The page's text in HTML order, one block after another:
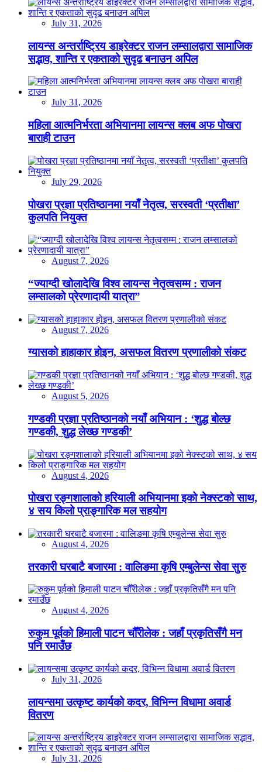
July 31, 2026
लायन्स अन्तर्राष्ट्रिय डाइरेक्टर राजन लम्सालद्वारा सामाजिक
सद्भाव, शान्ति र एकताको सुदृढ बनाउन अपिल
July 31, 2026
महिला आत्मनिर्भरता अभियानमा लायन्स क्लब अफ पोखरा
बाराही टाउन
July 29, 2026
पोखरा प्रज्ञा प्रतिष्ठानमा नयाँ नेतृत्व, सरस्वती ‘प्रतीक्षा’
कुलपति नियुक्त
August 7, 2026
“ज्याग्दी खोलादेखि विश्व लायन्स नेतृत्वसम्म : राजन
लम्सालको प्रेरणादायी यात्रा”
August 7, 2026
ग्यासको हाहाकार होइन, असफल वितरण प्रणालीको संकट
August 5, 2026
गण्डकी प्रज्ञा प्रतिष्ठानको नयाँ अभियान : ‘शुद्ध बोल्छ
गण्डकी, शुद्ध लेख्छ गण्डकी’
August 4, 2026
पोखरा रङ्गशालाको हरियाली अभियानमा इको नेक्स्टको साथ,
४ सय किलो प्राङ्गारिक मल सहयोग
August 4, 2026
तरकारी घरबाटै बजारमा : वालिङमा कृषि एम्बुलेन्स सेवा सुरु
August 4, 2026
रुकुम पूर्वको हिमाली पाटन चौँरीलेक : जहाँ प्रकृतिसँगै मन
पनि रमाउँछ
July 31, 2026
लायन्समा उत्कृष्ट कार्यको कदर, विभिन्न विधामा अवार्ड
वितरण
July 31, 2026